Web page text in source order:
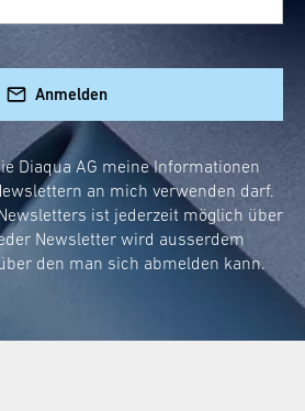
Anmelden
Diaqua AG meine Informationen
an mich verwenden darf.
ist jederzeit möglich über
Newsletter wird ausserdem
den man sich abmelden kann.